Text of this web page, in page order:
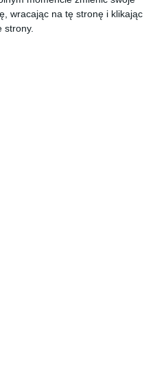
wracając na tę stronę i klikając
strony.
Mikołajewski
Mikołajewski